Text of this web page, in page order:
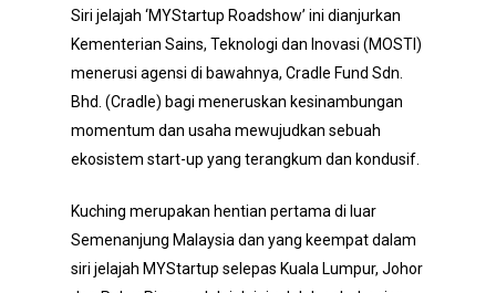
Siri jelajah ‘MYStartup Roadshow’ ini dianjurkan
Kementerian Sains, Teknologi dan Inovasi (MOSTI)
menerusi agensi di bawahnya, Cradle Fund Sdn.
Bhd. (Cradle) bagi meneruskan kesinambungan
momentum dan usaha mewujudkan sebuah
ekosistem start-up yang terangkum dan kondusif.
Kuching merupakan hentian pertama di luar
Semenanjung Malaysia dan yang keempat dalam
siri jelajah MYStartup selepas Kuala Lumpur, Johor